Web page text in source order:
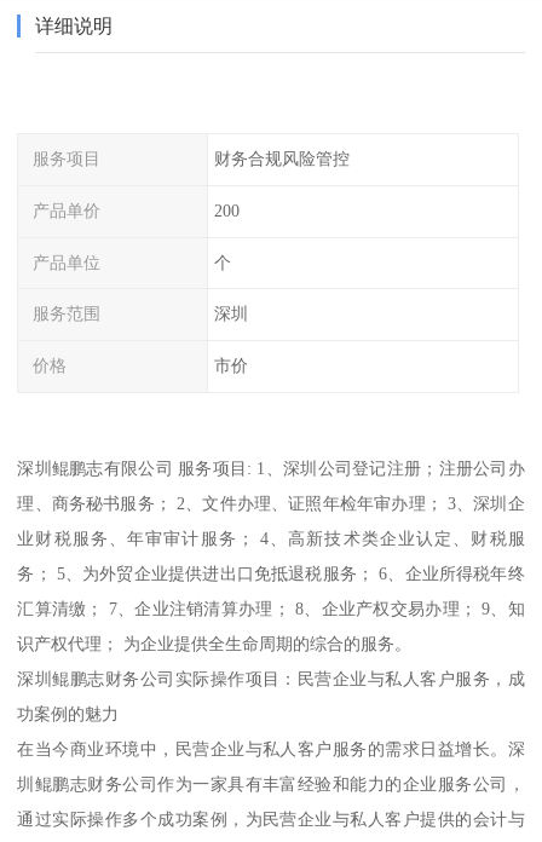
详细说明
服务项目 财务合规风险管控
产品单价 200
产品单位 个
服务范围 深圳
价格 市价
深圳鲲鹏志有限公司 服务项目: 1、深圳公司登记注册；注册公司办
理、商务秘书服务； 2、文件办理、证照年检年审办理； 3、深圳企
业财税服务、年审审计服务； 4、高新技术类企业认定、财税服
务； 5、为外贸企业提供进出口免抵退税服务； 6、企业所得税年终
汇算清缴； 7、企业注销清算办理； 8、企业产权交易办理； 9、知
识产权代理； 为企业提供全生命周期的综合的服务。
深圳鲲鹏志财务公司实际操作项目：民营企业与私人客户服务，成
功案例的魅力
在当今商业环境中，民营企业与私人客户服务的需求日益增长。深
圳鲲鹏志财务公司作为一家具有丰富经验和能力的企业服务公司，
通过实际操作多个成功案例，为民营企业与私人客户提供的会计与